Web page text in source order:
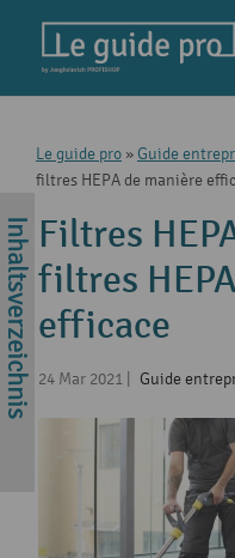
Le guide pro » Guide
filtres HEPA de manière
Filtres
filtres
efficace
24 Mar 2021 Guide